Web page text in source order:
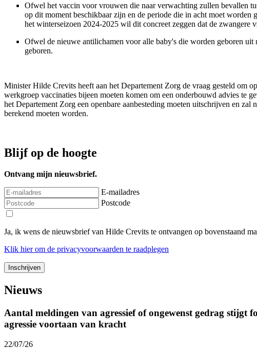
Ofwel het vaccin voor vrouwen die naar verwachting zullen bevallen
op dit moment beschikbaar zijn en de periode die in acht moet
het winterseizoen 2024-2025 wil dit concreet zeggen dat de
Ofwel de nieuwe antilichamen voor alle baby's die worden geboren
geboren.
Minister Hilde Crevits heeft aan het Departement Zorg de vraag gesteld om
werkgroep vaccinaties bijeen moeten komen om een onderbouwd advies te
het Departement Zorg een openbare aanbesteding moeten uitschrijven en
berekend moeten worden.
Blijf op de hoogte
Ontvang mijn nieuwsbrief.
E-mailadres
Postcode
Ja, ik wens de nieuwsbrief van Hilde Crevits te ontvangen op bovenstaand
Klik hierom de privacyvoorwaarden te raadplegen
Nieuws
Aantal meldingen van agressief of ongewenst gedrag stijgt
agressie voortaan van kracht
22/07/26